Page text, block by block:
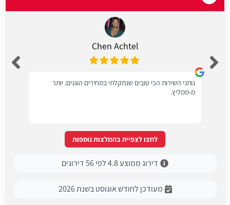
Chen Achtel
נותני השירות הכי טובים שנתקלתי במחירים הוגנים. יותר
מ-ממליץ.
לחצו לצפייה בהמלצות נוספות
דירוג ממוצע 4.8 לפי 56 דירוגים
מעודכן לחודש אוגוסט בשנת 2026